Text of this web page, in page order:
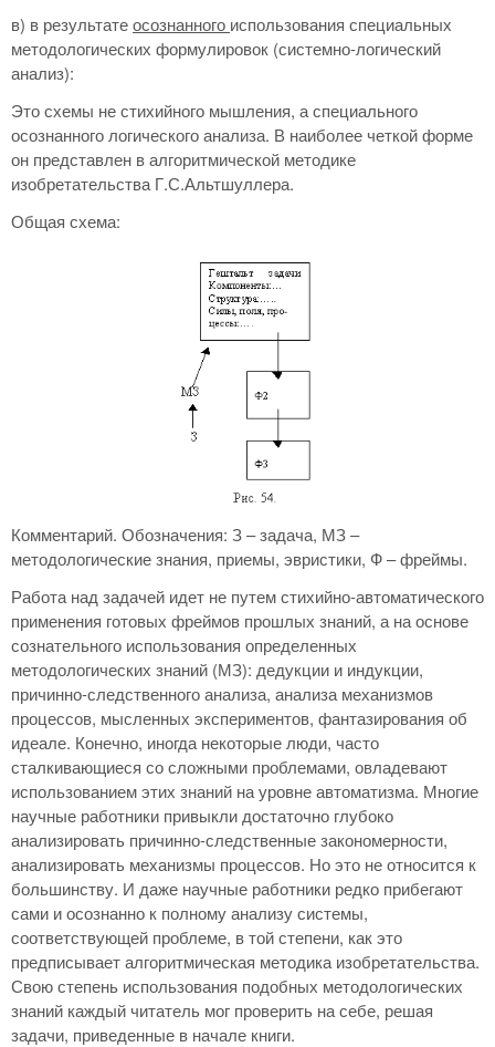
в) в результатеосознанного использования специальных
методологических формулировок (системно-логический
анализ):
Это схемы не стихийного мышления, а специального
осознанного логического анализа. В наиболее четкой форме
он представлен в алгоритмической методике
изобретательства Г.С.Альтшуллера.
Общая схема:
Комментарий. Обозначения: З – задача, МЗ –
методологические знания, приемы, эвристики, Ф – фреймы.
Работа над задачей идет не путем стихийно-автоматического
применения готовых фреймов прошлых знаний, а на основе
сознательного использования определенных
методологических знаний (МЗ): дедукции и индукции,
причинно-следственного анализа, анализа механизмов
процессов, мысленных экспериментов, фантазирования об
идеале. Конечно, иногда некоторые люди, часто
сталкивающиеся со сложными проблемами, овладевают
использованием этих знаний на уровне автоматизма. Многие
научные работники привыкли достаточно глубоко
анализировать причинно-следственные закономерности,
анализировать механизмы процессов. Но это не относится к
большинству. И даже научные работники редко прибегают
сами и осознанно к полному анализу системы,
соответствующей проблеме, в той степени, как это
предписывает алгоритмическая методика изобретательства.
Свою степень использования подобных методологических
знаний каждый читатель мог проверить на себе, решая
задачи, приведенные в начале книги.